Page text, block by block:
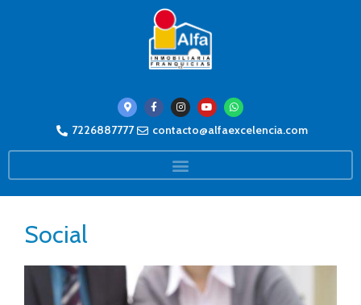
7226887777 contacto@alfaexcelencia.com
Social